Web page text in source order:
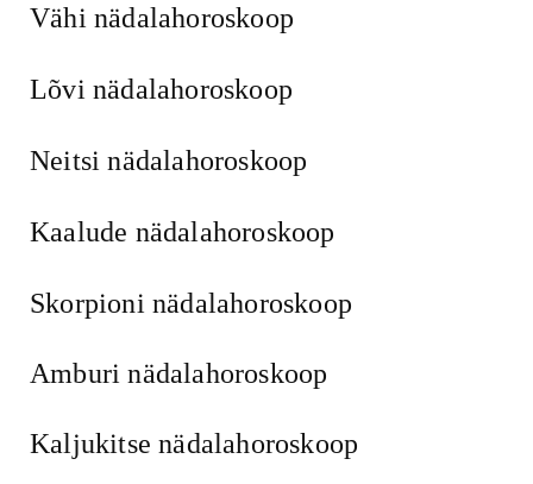
Vähi nädalahoroskoop
Lõvi nädalahoroskoop
Neitsi nädalahoroskoop
Kaalude nädalahoroskoop
Skorpioni nädalahoroskoop
Amburi nädalahoroskoop
Kaljukitse nädalahoroskoop